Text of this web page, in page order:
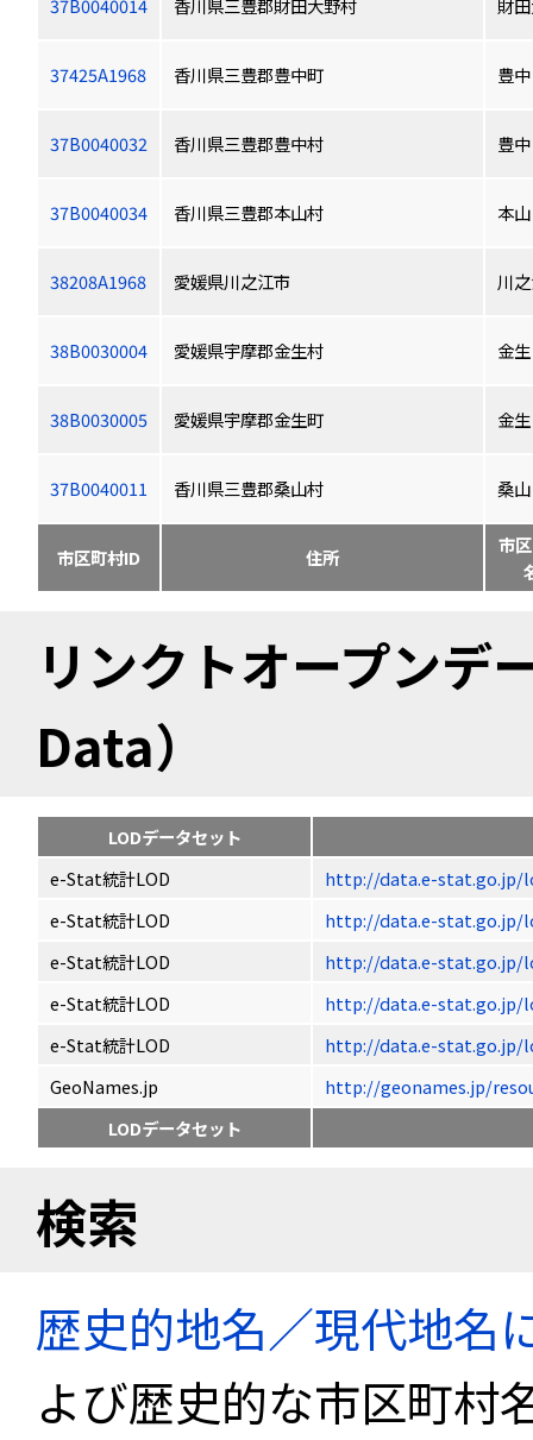
37B0040014 香川県三豊郡財田大野村 財
37425A1968 香川県三豊郡豊中町 豊中
37B0040032 香川県三豊郡豊中村 豊中
37B0040034 香川県三豊郡本山村 本山
38208A1968 愛媛県川之江市 川
38B0030004 愛媛県宇摩郡金生村 金生
38B0030005 愛媛県宇摩郡金生町 金生
37B0040011 香川県三豊郡桑山村 桑山
市区町村ID 住所
市
リンクトオープン
Data）
LODデータセット
e-Stat統計LOD
http://data.e-stat.go.jp/
e-Stat統計LOD
http://data.e-stat.go.jp/
e-Stat統計LOD
http://data.e-stat.go.jp/
e-Stat統計LOD
http://data.e-stat.go.jp/
e-Stat統計LOD
http://data.e-stat.go.jp/
GeoNames.jp
http://geonames.jp/
LODデータセット
検索
歴史的地名／現代地名
よび歴史的な市区町村